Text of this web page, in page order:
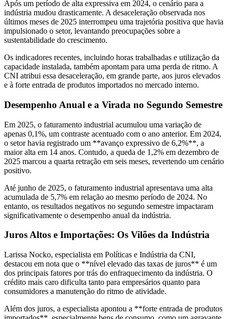
Após um período de alta expressiva em 2024, o cenário para a
indústria mudou drasticamente. A desaceleração observada nos
últimos meses de 2025 interrompeu uma trajetória positiva que havia
impulsionado o setor, levantando preocupações sobre a
sustentabilidade do crescimento.
Os indicadores recentes, incluindo horas trabalhadas e utilização da
capacidade instalada, também apontam para uma perda de ritmo. A
CNI atribui essa desaceleração, em grande parte, aos juros elevados
e à forte entrada de produtos importados no mercado interno.
Desempenho Anual e a Virada no Segundo Semestre
Em 2025, o faturamento industrial acumulou uma variação de
apenas 0,1%, um contraste acentuado com o ano anterior. Em 2024,
o setor havia registrado um **avanço expressivo de 6,2%**, a
maior alta em 14 anos. Contudo, a queda de 1,2% em dezembro de
2025 marcou a quarta retração em seis meses, revertendo um cenário
positivo.
Até junho de 2025, o faturamento industrial apresentava uma alta
acumulada de 5,7% em relação ao mesmo período de 2024. No
entanto, os resultados negativos no segundo semestre impactaram
significativamente o desempenho anual da indústria.
Juros Altos e Importações: Os Vilões da Indústria
Larissa Nocko, especialista em Políticas e Indústria da CNI,
destacou em nota que o **nível elevado das taxas de juros** é um
dos principais fatores por trás do enfraquecimento da indústria. O
crédito mais caro dificulta tanto para empresários quanto para
consumidores a manutenção do ritmo de atividade.
Além dos juros, a especialista apontou a **forte entrada de produtos